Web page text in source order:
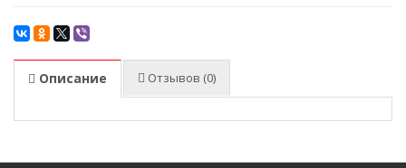
Описание Отзывов (0)